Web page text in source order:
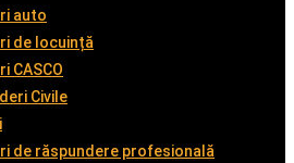
auto
de locuință
CASCO
Civile
de răspundere profesională